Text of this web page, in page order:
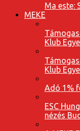
Ma este:
MEKE
Klub
Klub
Adó 1%
ESC
nézés